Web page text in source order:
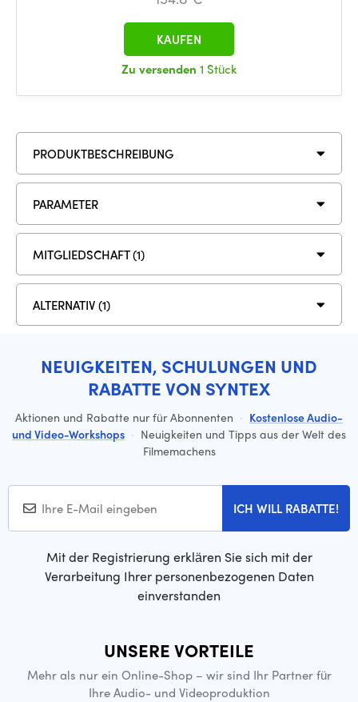
Zu versenden 1 Stück
KAUFEN
PRODUKTBESCHREIBUNG
PARAMETER
MITGLIEDSCHAFT (1)
ALTERNATIV (1)
NEUIGKEITEN, SCHULUNGEN UND
RABATTE VON SYNTEX
Aktionen und Rabatte nur für Abonnenten · Kostenlose Audio-
und Video-Workshops · Neuigkeiten und Tipps aus der Welt des
Filmemachens
ICH WILL RABATTE!
Mit der Registrierung erklären Sie sich mit der
Verarbeitung Ihrer personenbezogenen Daten
einverstanden
UNSERE VORTEILE
Mehr als nur ein Online-Shop – wir sind Ihr Partner für
Ihre Audio- und Videoproduktion